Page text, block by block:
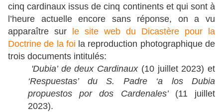
cinq cardinaux issus de cinq continents et qui sont à
l’heure actuelle encore sans réponse, on a vu
apparaître sur
le site web du Dicastère pour la
Doctrine de la foi la reproduction photographique de
trois documents intitulés:
'Dubia’ de deux Cardinaux(10 juillet 2023) et
‘Respuestas’ du S. Padre ‘a los Dubia
propuestos por dos Cardenales’ (11 juillet
2023).